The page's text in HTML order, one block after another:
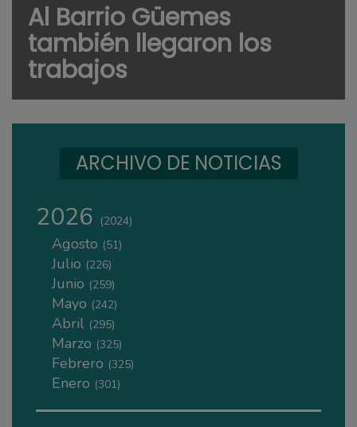
Al Barrio Güemes
también llegaron los
trabajos
ARCHIVO DE NOTICIAS
2026 (2024)
Agosto (51)
Julio (226)
Junio (259)
Mayo (242)
Abril (295)
Marzo (325)
Febrero (325)
Enero (301)